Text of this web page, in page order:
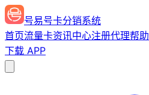
号易号卡分销系统
首页流量卡资讯中心注册代理帮
下载 APP